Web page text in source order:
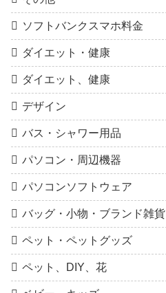
ソフトバンクスマホ料金
ダイエット・健康
ダイエット、健康
デザイン
バス・シャワー用品
パソコン・周辺機器
パソコンソフトウェア
バッグ・小物・ブランド雑貨
ペット・ペットグッズ
ペット、DIY、花